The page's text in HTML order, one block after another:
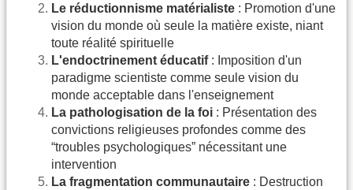
Le réductionnisme matérialiste : Promotion d'une
vision du monde où seule la matière existe, niant
toute réalité spirituelle
L'endoctrinement éducatif: Imposition d'un
paradigme scientiste comme seule vision du
monde acceptable dans l'enseignement
La pathologisation de la foi : Présentation des
convictions religieuses profondes comme des
“troubles psychologiques” nécessitant une
intervention
La fragmentation communautaire : Destruction